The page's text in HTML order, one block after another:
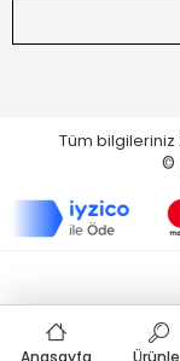
Tüm bilgileriniz
©
Anasayfa